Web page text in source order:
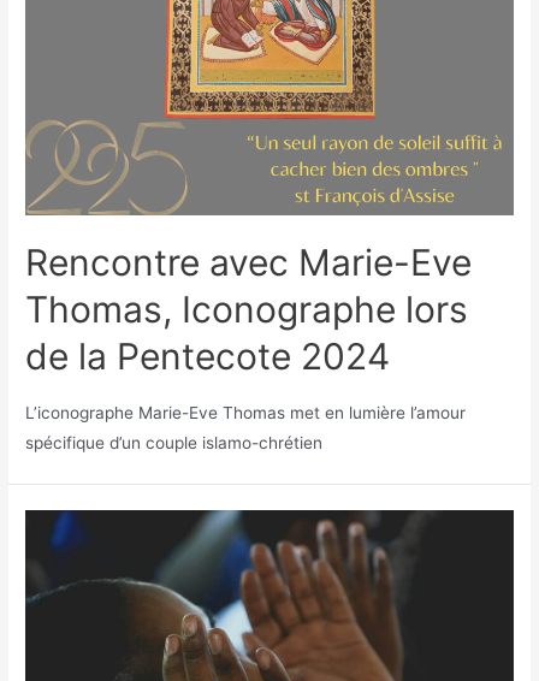
Rencontre avec Marie-Eve
Thomas, Iconographe lors
de la Pentecote 2024
L’iconographe Marie-Eve Thomas met en lumière l’amour
spécifique d’un couple islamo-chrétien